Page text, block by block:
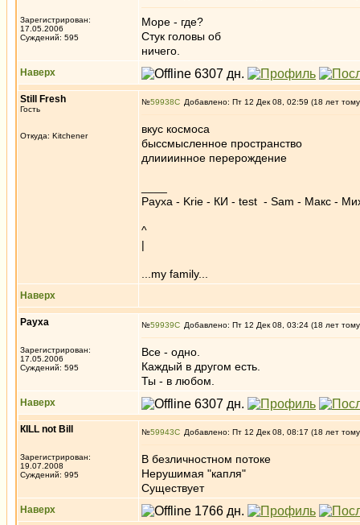
Зарегистрирован:
17.05.2006
Суждений: 595
Море - где?
Стук головы об
ничего.
Наверх
Still Fresh
Гость
Откуда: Kitchener
№59938 Добавлено: Пт 12 Дек 08, 02:59 (18 лет
вкус космоса
быссмысленное пространство
длиииинное перерождение
Рауха - Krie - КИ - test - Sam - Mакс -
^
|
...my family...
Наверх
Рауха
Зарегистрирован:
17.05.2006
Суждений: 595
№59939 Добавлено: Пт 12 Дек 08, 03:24 (18 лет
Все - одно.
Каждый в другом есть.
Ты - в любом.
Наверх
КILL not Вill
Зарегистрирован:
19.07.2008
Суждений: 995
№59943 Добавлено: Пт 12 Дек 08, 08:17 (18 лет
В безличностном потоке
Нерушимая "капля"
Существует
Наверх